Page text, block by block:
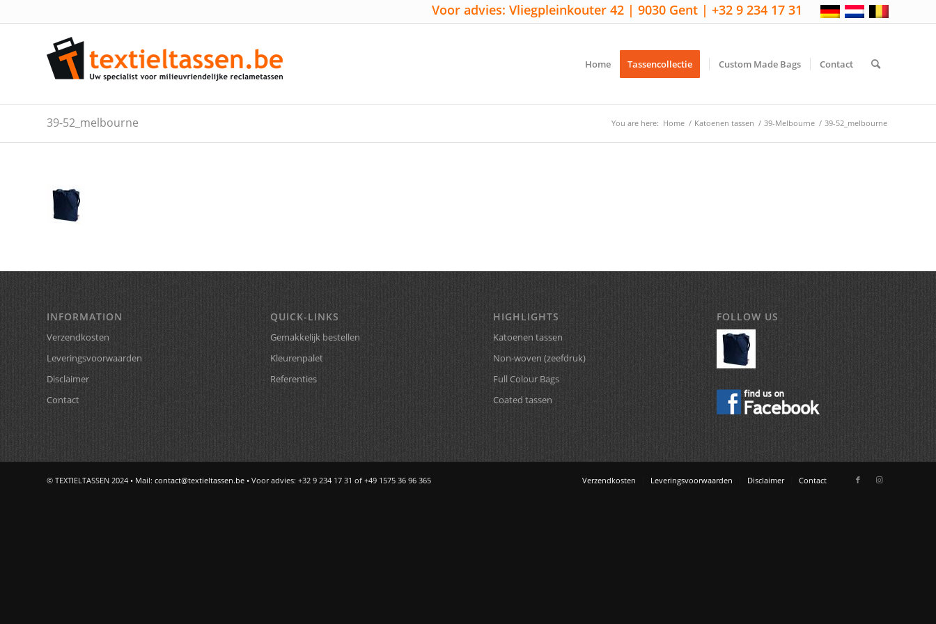
Voor advies: Vliegpleinkouter 42 | 9030 Gent | +32 9 234 17 31
Home Tassencollectie Custom Made Bags Contact
39-52_melbourne You are here: Home / Katoenen tassen / 39-Melbourne / 39-52_melbourne
INFORMATION
Verzendkosten
Leveringsvoorwaarden
Disclaimer
Contact
QUICK-LINKS
Gemakkelijk bestellen
Kleurenpalet
Referenties
HIGHLIGHTS
Katoenen tassen
Non-woven (zeefdruk)
Full Colour Bags
Coated tassen
FOLLOW US
© TEXTIELTASSEN 2024 • Mail: contact@textieltassen.be • Voor advies: +32 9 234 17 31 of +49 1575 36 96 365 Verzendkosten Leveringsvoorwaarden Disclaimer Contact